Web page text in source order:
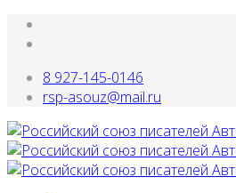
8 927-145-0146
rsp-asouz@mail.ru